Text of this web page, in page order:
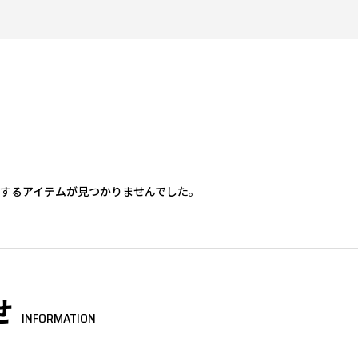
るアイテムが見つかりませんでした。
INFORMATION